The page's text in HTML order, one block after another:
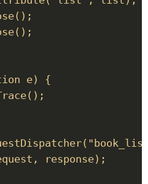
e) {
response);